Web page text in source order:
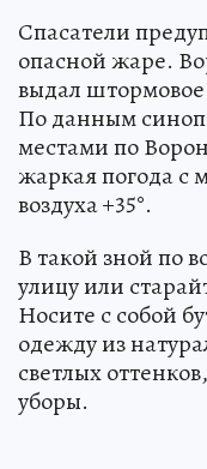
Спасатели
опасной жаре.
выдал
По данным
местами по
жаркая погода с
воздуха +35°.
В такой зной по
улицу или
Носите с собой
одежду из
светлых
уборы.